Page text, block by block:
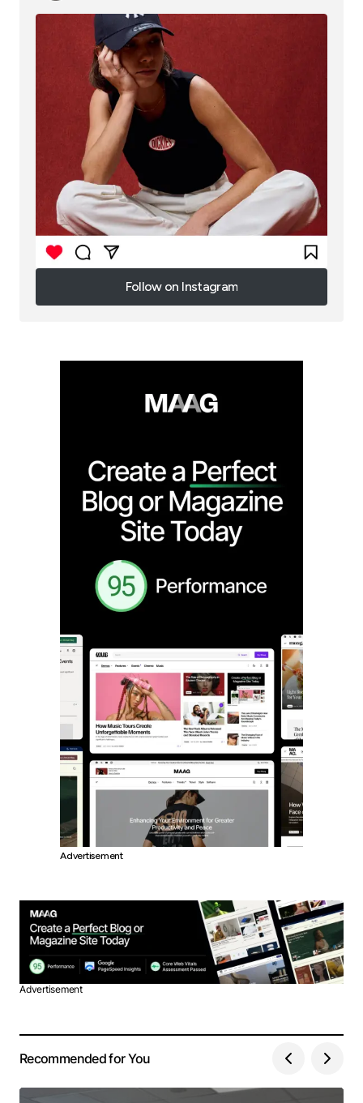
Follow on Instagram
Follow on Instagram
Advertisement
Advertisement
Recommended for You